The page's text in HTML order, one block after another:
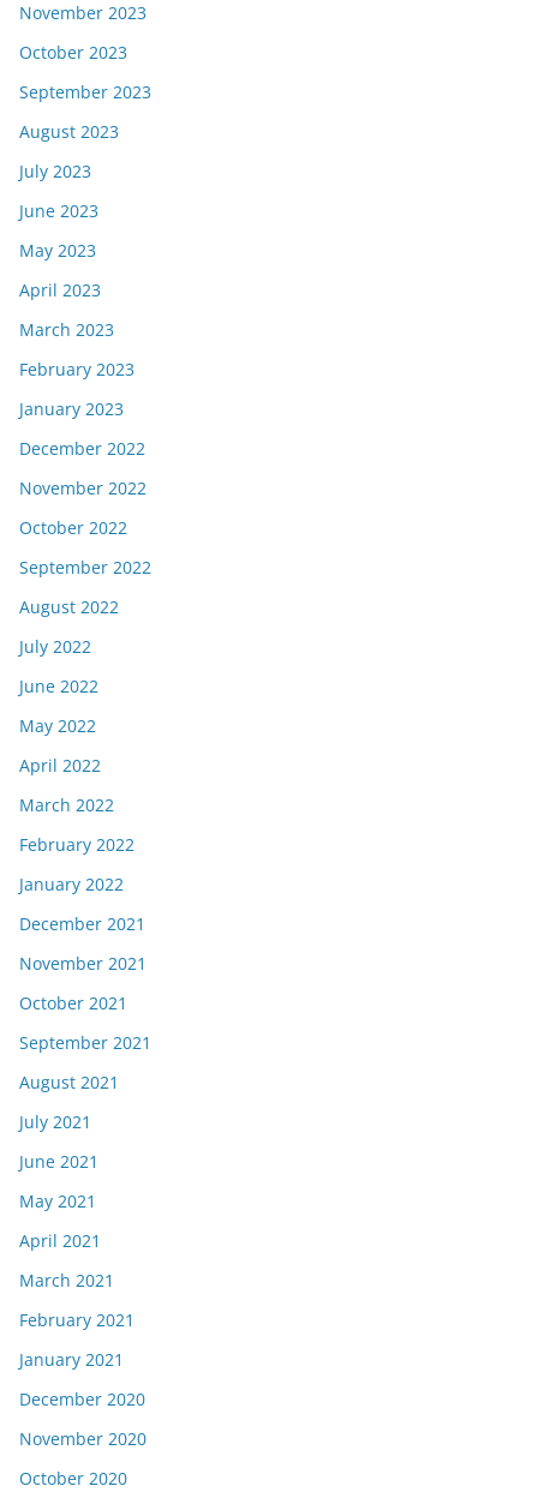
November 2023
October 2023
September 2023
August 2023
July 2023
June 2023
May 2023
April 2023
March 2023
February 2023
January 2023
December 2022
November 2022
October 2022
September 2022
August 2022
July 2022
June 2022
May 2022
April 2022
March 2022
February 2022
January 2022
December 2021
November 2021
October 2021
September 2021
August 2021
July 2021
June 2021
May 2021
April 2021
March 2021
February 2021
January 2021
December 2020
November 2020
October 2020